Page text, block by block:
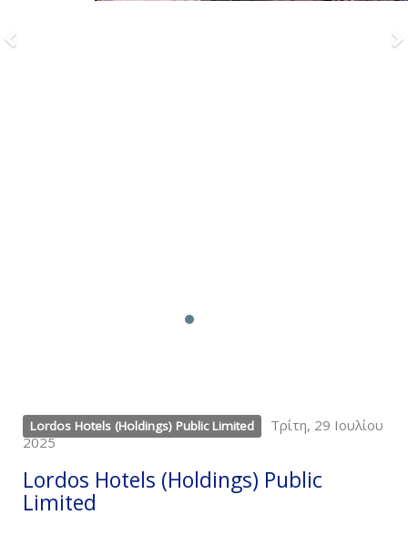
Lordos Hotels (Holdings) Public Limited
Τρίτη, 29 Ιουλίου
2025
Lordos Hotels (Holdings) Public
Limited